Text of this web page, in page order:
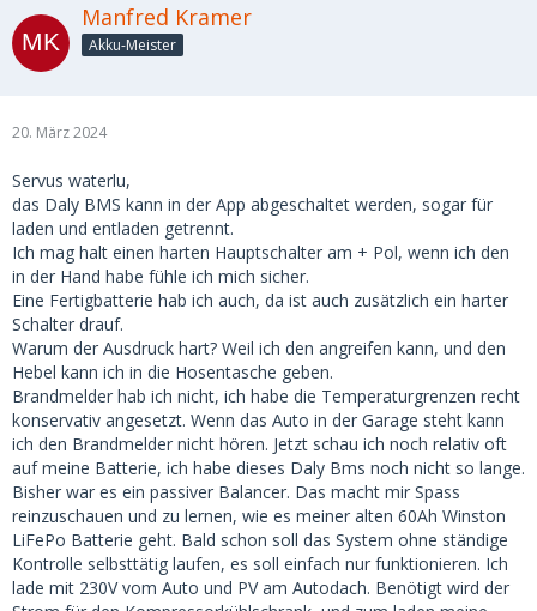
Manfred Kramer
Akku-Meister
20. März 2024
Servus waterlu,
das Daly BMS kann in der App abgeschaltet werden, sogar für
laden und entladen getrennt.
Ich mag halt einen harten Hauptschalter am + Pol, wenn ich den
in der Hand habe fühle ich mich sicher.
Eine Fertigbatterie hab ich auch, da ist auch zusätzlich ein harter
Schalter drauf.
Warum der Ausdruck hart? Weil ich den angreifen kann, und den
Hebel kann ich in die Hosentasche geben.
Brandmelder hab ich nicht, ich habe die Temperaturgrenzen recht
konservativ angesetzt. Wenn das Auto in der Garage steht kann
ich den Brandmelder nicht hören. Jetzt schau ich noch relativ oft
auf meine Batterie, ich habe dieses Daly Bms noch nicht so lange.
Bisher war es ein passiver Balancer. Das macht mir Spass
reinzuschauen und zu lernen, wie es meiner alten 60Ah Winston
LiFePo Batterie geht. Bald schon soll das System ohne ständige
Kontrolle selbsttätig laufen, es soll einfach nur funktionieren. Ich
lade mit 230V vom Auto und PV am Autodach. Benötigt wird der